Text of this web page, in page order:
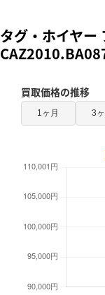
タグ・ホイヤー
買取価格の推移
1ヶ月 3